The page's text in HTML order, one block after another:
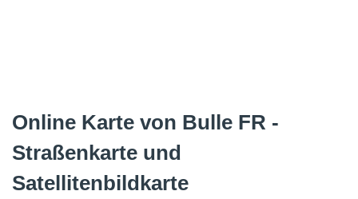
Online Karte von Bulle FR -
Straßenkarte und
Satellitenbildkarte